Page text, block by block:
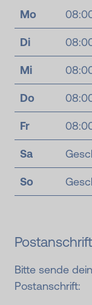
Mo
Di
Mi
Do
Fr
Sa
So
Postanschrift
Bitte sende
Postanschrift: